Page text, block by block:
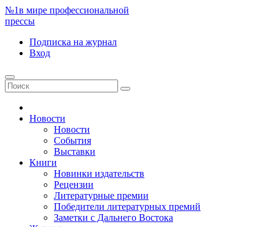
№1в мире профессиональной
прессы
Подписка на журнал
Вход
Новости
Новости
События
Выставки
Книги
Новинки издательств
Рецензии
Литературные премии
Победители литературных премий
Заметки с Дальнего Востока